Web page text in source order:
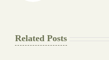
Related Posts